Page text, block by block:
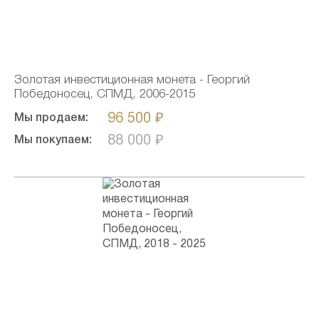
Золотая инвестиционная монета - Георгий
Победоносец, СПМД, 2006-2015
Мы продаем: 96 500 ₽
Мы покупаем: 88 000 ₽